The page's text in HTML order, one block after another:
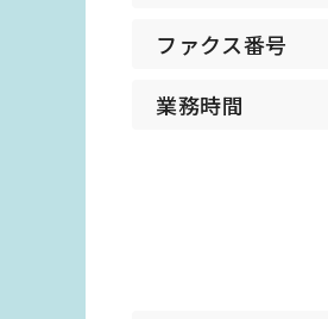
ファクス番号
業務時間